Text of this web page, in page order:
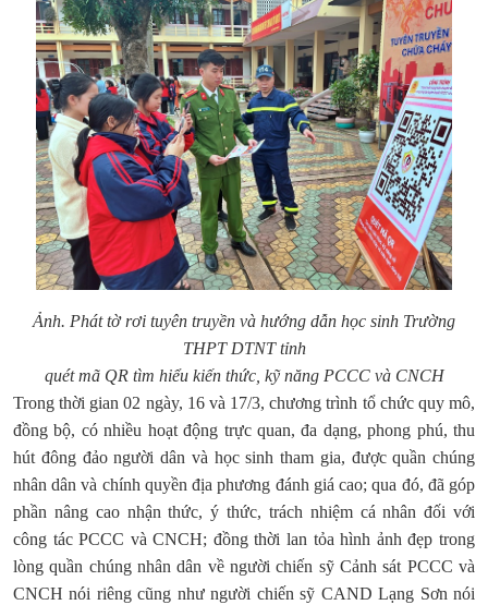
Ảnh. Phát tờ rơi tuyên truyền và hướng dẫn học sinh Trường
THPT DTNT tỉnh
quét mã QR tìm hiểu kiến thức, kỹ năng PCCC và CNCH
Trong thời gian 02 ngày, 16 và 17/3, chương trình tổ chức quy mô,
đồng bộ, có nhiều hoạt động trực quan, đa dạng, phong phú, thu
hút đông đảo người dân và học sinh tham gia, được quần chúng
nhân dân và chính quyền địa phương đánh giá cao; qua đó, đã góp
phần nâng cao nhận thức, ý thức, trách nhiệm cá nhân đối với
công tác PCCC và CNCH; đồng thời lan tỏa hình ảnh đẹp trong
lòng quần chúng nhân dân về người chiến sỹ Cảnh sát PCCC và
CNCH nói riêng cũng như người chiến sỹ CAND Lạng Sơn nói